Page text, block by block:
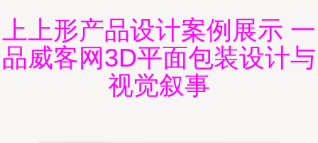
上上形产品设计案例展示 一
品威客网3D平面包装设计与
视觉叙事